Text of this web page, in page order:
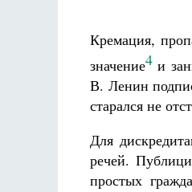
Кремация,
значение4 и
В. Ленин
старался не
Для
речей.
простых